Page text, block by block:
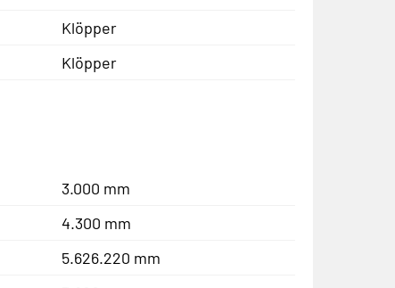
Klöpper
Klöpper
3.000 mm
4.300 mm
5.626.220 mm